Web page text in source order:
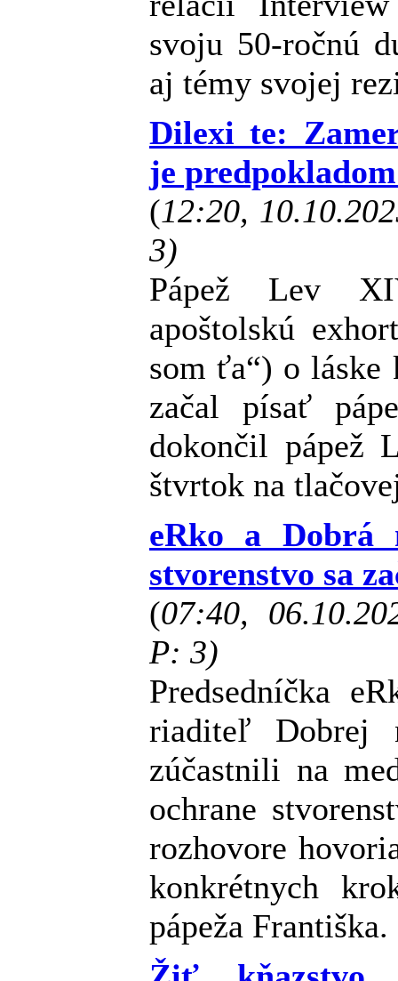
svoju 50-ročnú
aj témy svojej
Dilexi te:
je
(12:20,
3)
Pápež Lev
apoštolskú
som ťa“) o láske
začal písať
dokončil pápež
štvrtok na
eRko a Dobrá
stvorenstvo sa
(07:40,
P: 3)
Predsedníčka
riaditeľ Dobrej
zúčastnili na
ochrane
rozhovore
konkrétnych
pápeža Františka.